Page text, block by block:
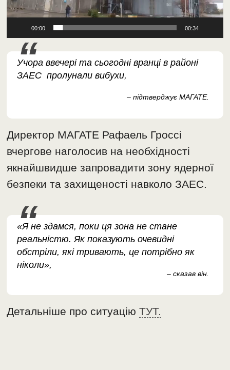
00:00 00:34
Учора ввечері та сьогодні вранці в районі
ЗАЕС пролунали вибухи,
– підтверджує МАГАТЕ.
Директор МАГАТЕ Рафаель Гроссі
вчергове наголосив на необхідності
якнайшвидше запровадити зону ядерної
безпеки та захищеності навколо ЗАЕС.
«Я не здамся, поки ця зона не стане
реальністю. Як показують очевидні
обстріли, які тривають, це потрібно як
ніколи»,
– сказав він.
Детальніше про ситуаціюТУТ.